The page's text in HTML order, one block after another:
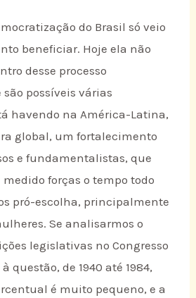
do Brasil só veio
beneficiar. Hoje ela não
desse processo
possíveis várias
havendo na América-Latina,
global, um fortalecimento
e fundamentalistas, que
forças o tempo todo
pró-escolha, principalmente
Se analisarmos o
legislativas no Congresso
questão, de 1940 até 1984,
é muito pequeno, e a